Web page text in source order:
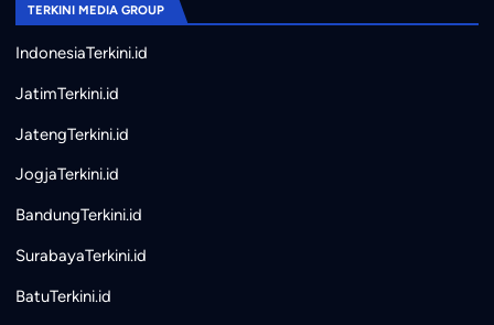
TERKINI MEDIA GROUP
IndonesiaTerkini.id
JatimTerkini.id
JatengTerkini.id
JogjaTerkini.id
BandungTerkini.id
SurabayaTerkini.id
BatuTerkini.id